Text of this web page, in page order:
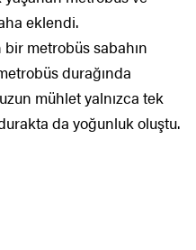
eklendi.
metrobüs sabahın
durağında
mühlet yalnızca tek
da yoğunluk oluştu.